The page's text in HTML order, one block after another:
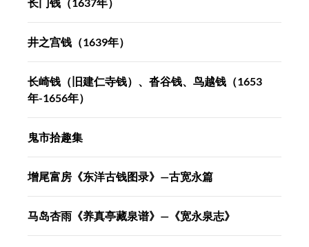
井之宫钱（1639年）
长崎钱（旧建仁寺钱）、沓谷钱、鸟越钱（1653
年-1656年）
鬼市拾趣集
增尾富房《东洋古钱图录》—古宽永篇
马岛杏雨《养真亭藏泉谱》—《宽永泉志》